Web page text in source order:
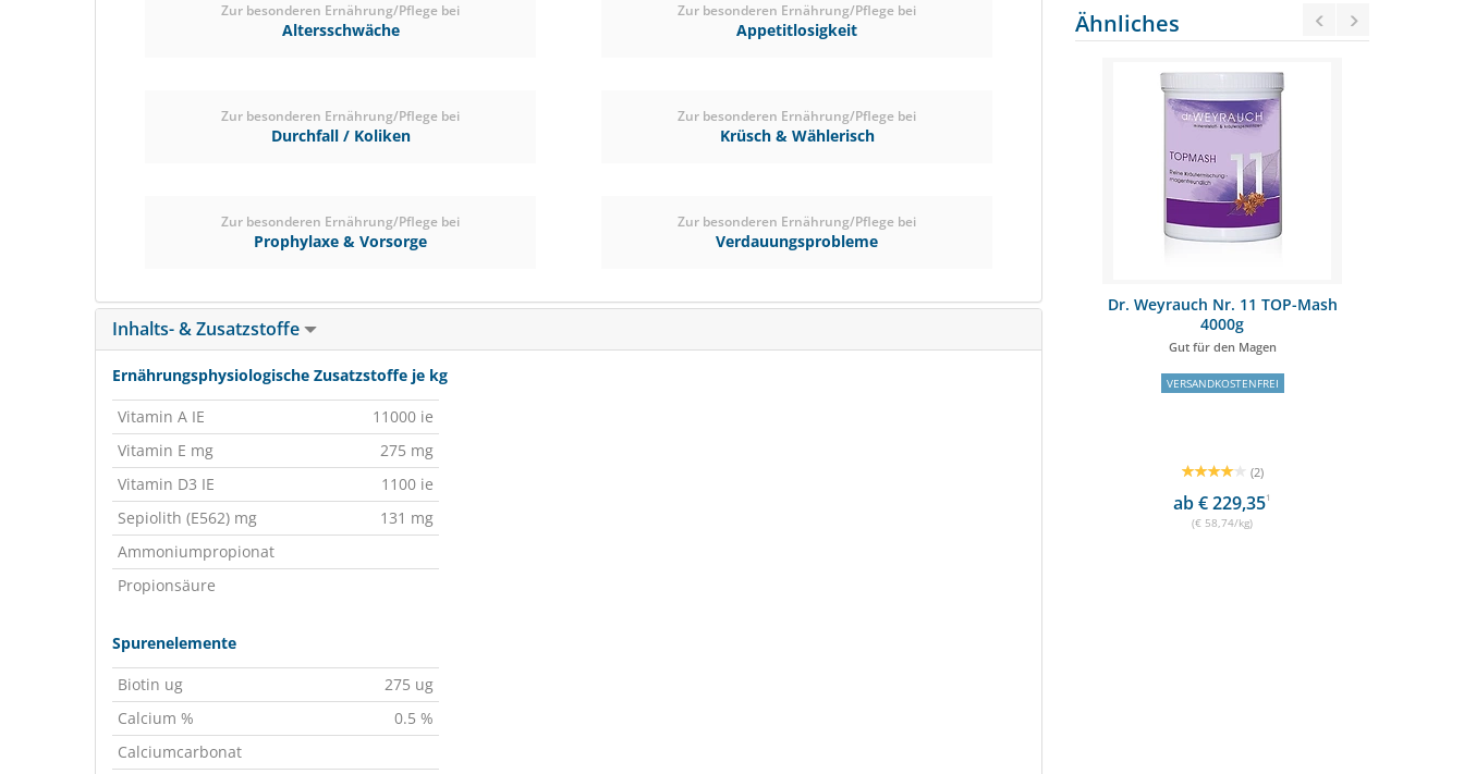
Zur besonderen Ernährung/Pflege bei
Altersschwäche
Zur besonderen Ernährung/Pflege bei
Appetitlosigkeit
Zur besonderen Ernährung/Pflege bei
Durchfall / Koliken
Zur besonderen Ernährung/Pflege bei
Krüsch & Wählerisch
Zur besonderen Ernährung/Pflege bei
Prophylaxe & Vorsorge
Zur besonderen Ernährung/Pflege bei
Verdauungsprobleme
Inhalts- & Zusatzstoffe
Ernährungsphysiologische Zusatzstoffe je kg
Vitamin A IE
11000 ie
Vitamin E mg
275 mg
Vitamin D3 IE
1100 ie
Sepiolith (E562) mg
131 mg
Ammoniumpropionat
Propionsäure
Spurenelemente
Biotin ug
275 ug
Calcium %
0.5 %
Calciumcarbonat
Ähnliches
SPEED delicious Mash GREEN HERBS
Breath-Free
Dr. Weyrauch Nr. 11 TOP-Mash
4000g
Gut für den Magen
VERSANDKOSTENFREI
(2)
ab € 229,351
(€ 58,74/kg)